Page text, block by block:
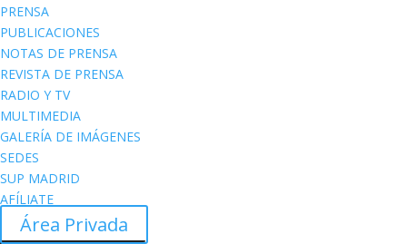
PRENSA
PUBLICACIONES
NOTAS DE PRENSA
REVISTA DE PRENSA
RADIO Y TV
MULTIMEDIA
GALERÍA DE IMÁGENES
SEDES
SUP MADRID
AFÍLIATE
Área Privada